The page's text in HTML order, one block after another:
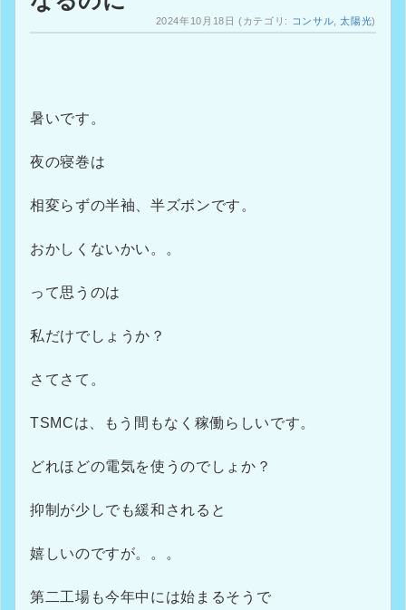
2024年10月18日 (カテゴリ: コンサル ,太陽光)
暑いです。
夜の寝巻は
相変らずの半袖、半ズボンです。
おかしくないかい。。
って思うのは
私だけでしょうか？
さてさて。
TSMCは、もう間もなく稼働らしいです。
どれほどの電気を使うのでしょか？
抑制が少しでも緩和されると
嬉しいのですが。。。
第二工場も今年中には始まるそうで